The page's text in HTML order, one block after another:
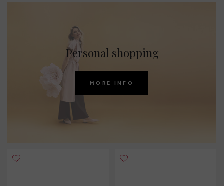
Personal shopping
MORE INFO